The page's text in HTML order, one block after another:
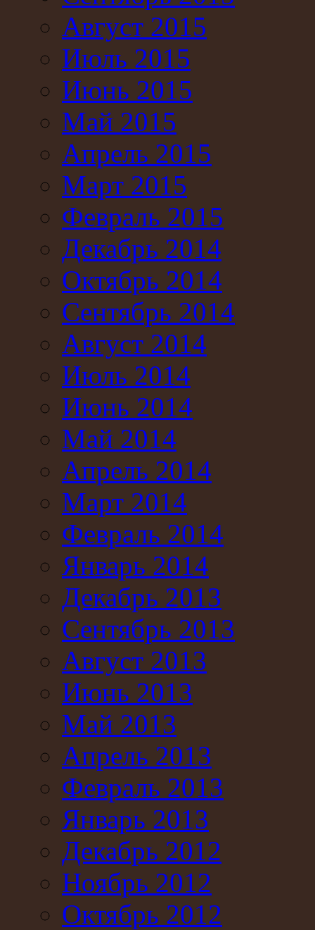
Август 2015
Июль 2015
Июнь 2015
Май 2015
Апрель 2015
Март 2015
Февраль 2015
Декабрь 2014
Октябрь 2014
Сентябрь 2014
Август 2014
Июль 2014
Июнь 2014
Май 2014
Апрель 2014
Март 2014
Февраль 2014
Январь 2014
Декабрь 2013
Сентябрь 2013
Август 2013
Июнь 2013
Май 2013
Апрель 2013
Февраль 2013
Январь 2013
Декабрь 2012
Ноябрь 2012
Октябрь 2012